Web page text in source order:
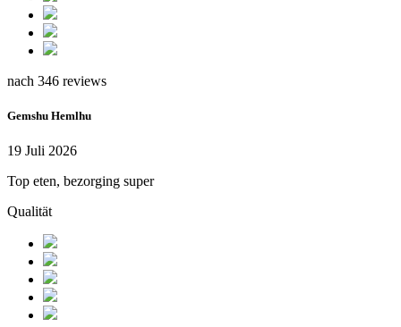
nach 346 reviews
Gemshu Hemlhu
19 Juli 2026
Top eten, bezorging super
Qualität